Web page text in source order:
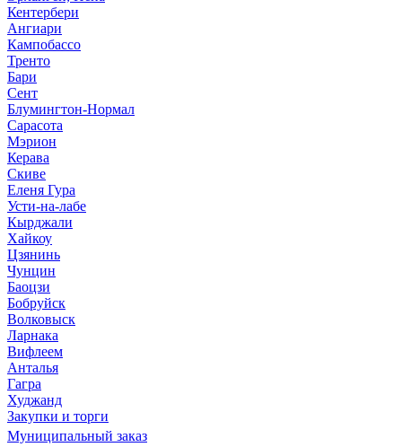
Кентербери
Ангиари
Кампобассо
Тренто
Бари
Сент
Блумингтон-Нормал
Сарасота
Мэрион
Керава
Скиве
Еленя Гура
Усти-на-лабе
Кырджали
Хайкоу
Цзянинь
Чунцин
Баоцзи
Бобруйск
Волковыск
Ларнака
Вифлеем
Анталья
Гагра
Худжанд
Закупки и торги
Муниципальный заказ